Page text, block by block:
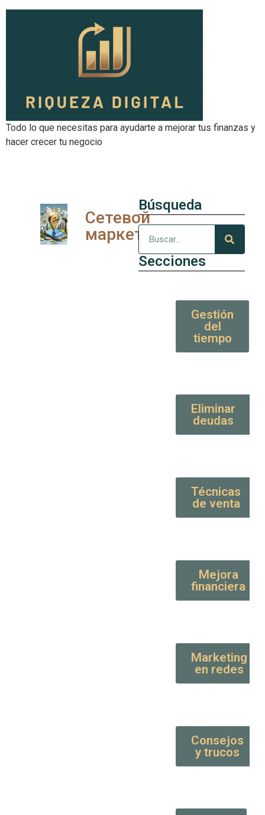
Todo lo que necesitas para ayudarte a mejorar tus finanzas y
hacer crecer tu negocio
Сетевой
маркетинг
Búsqueda
Secciones
Gestión
del
tiempo
Eliminar
deudas
Técnicas
de venta
Mejora
financiera
Marketing
en redes
Consejos
y trucos